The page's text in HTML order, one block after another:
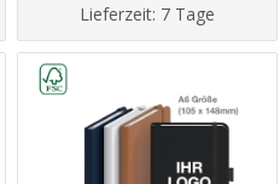
Lieferzeit: 7 Tage